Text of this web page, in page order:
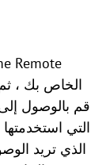
قم بالوصول